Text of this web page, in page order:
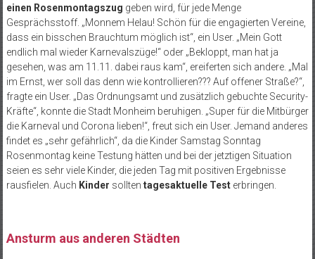
einen Rosenmontagszug geben wird, für jede Menge
Gesprächsstoff. „Monnem Helau! Schön für die engagierten Vereine,
dass ein bisschen Brauchtum möglich ist“, ein User. „Mein Gott
endlich mal wieder Karnevalszüge!“ oder „Bekloppt, man hat ja
gesehen, was am 11.11. dabei raus kam“, ereiferten sich andere. „Mal
im Ernst, wer soll das denn wie kontrollieren??? Auf offener Straße?“,
fragte ein User. „Das Ordnungsamt und zusätzlich gebuchte Security-
Kräfte“, konnte die Stadt Monheim beruhigen. „Super für die Mitbürger
die Karneval und Corona lieben!“, freut sich ein User. Jemand anderes
findet es „sehr gefährlich“, da die Kinder Samstag Sonntag
Rosenmontag keine Testung hätten und bei der jetztigen Situation
seien es sehr viele Kinder, die jeden Tag mit positiven Ergebnisse
rausfielen. Auch Kinder sollten tagesaktuelle Testerbringen.
Ansturm aus anderen Städten